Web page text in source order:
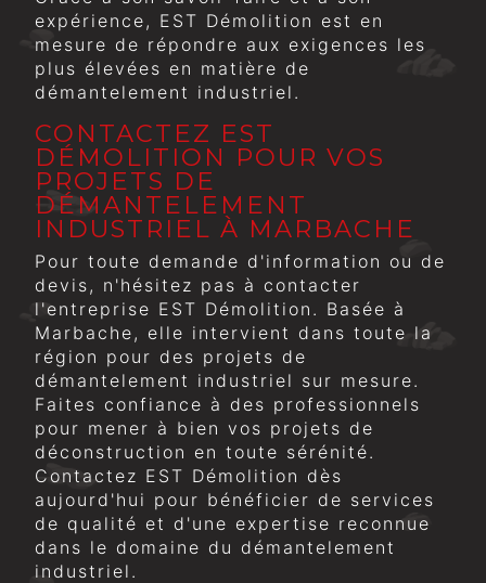
expérience, EST Démolition est en
mesure de répondre aux exigences les
plus élevées en matière de
démantelement industriel.
CONTACTEZ EST
DÉMOLITION POUR VOS
PROJETS DE
DÉMANTELEMENT
INDUSTRIEL À MARBACHE
Pour toute demande d'information ou de
devis, n'hésitez pas à contacter
l'entreprise EST Démolition. Basée à
Marbache, elle intervient dans toute la
région pour des projets de
démantelement industriel sur mesure.
Faites confiance à des professionnels
pour mener à bien vos projets de
déconstruction en toute sérénité.
Contactez EST Démolition dès
aujourd'hui pour bénéficier de services
de qualité et d'une expertise reconnue
dans le domaine du démantelement
industriel.